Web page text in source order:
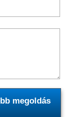
megoldás